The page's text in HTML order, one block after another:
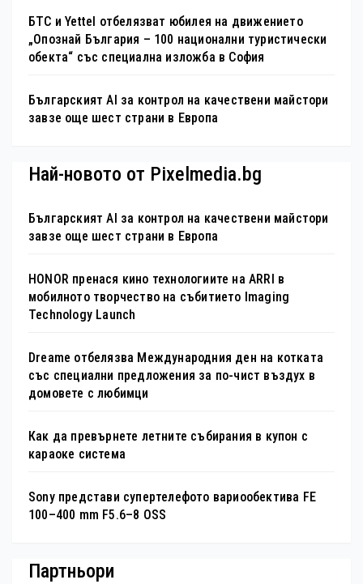
БТС и Yettel отбелязват юбилея на движението
„Опознай България – 100 национални туристически
обекта“ със специална изложба в София
Българският AI за контрол на качествени майстори
завзе още шест страни в Европа
Най-новото от Pixelmedia.bg
Българският AI за контрол на качествени майстори
завзе още шест страни в Европа
HONOR пренася кино технологиите на ARRI в
мобилното творчество на събитието Imaging
Technology Launch
Dreame отбелязва Международния ден на котката
със специални предложения за по-чист въздух в
домовете с любимци
Как да превърнете летните събирания в купон с
караоке система
Sony представи супертелефото вариообектива FE
100–400 mm F5.6–8 OSS
Партньори